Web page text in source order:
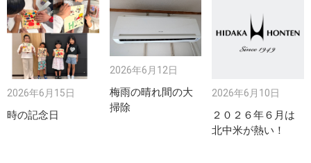
2026年6月15日
時の記念日
2026年6月12日
梅雨の晴れ間の大
掃除
2026年6月10日
２０２６年６月は
北中米が熱い！